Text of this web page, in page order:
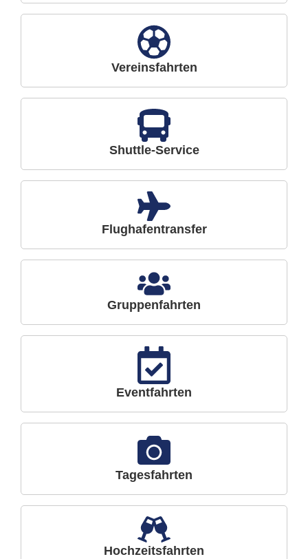
Vereinsfahrten
Shuttle-Service
Flughafentransfer
Gruppenfahrten
Eventfahrten
Tagesfahrten
Hochzeitsfahrten